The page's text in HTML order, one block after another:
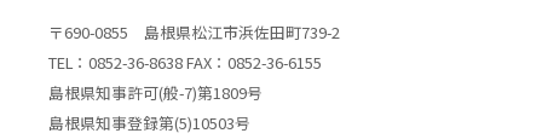
〒690-0855 島根県松江市浜佐田町739-2
TEL：0852-36-8638 FAX：0852-36-6155
島根県知事許可(般-7)第1809号
島根県知事登録第(5)10503号